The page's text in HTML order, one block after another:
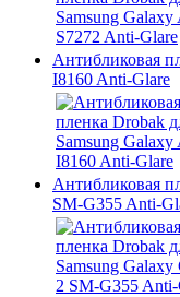
Антибликовая
I8160 Anti-Glare
Антибликовая
SM-G355 Anti-